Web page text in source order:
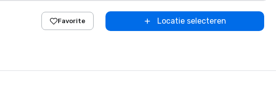
Favorite Locatie selecteren